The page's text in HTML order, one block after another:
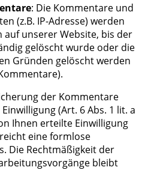
: Die Kommentare und
(z.B. IP-Adresse) werden
unserer Website, bis der
gelöscht wurde oder die
Gründen gelöscht werden
der Kommentare
(Art. 6 Abs. 1 lit. a
Ihnen erteilte Einwilligung
eine formlose
Die Rechtmäßigkeit der
bleibt